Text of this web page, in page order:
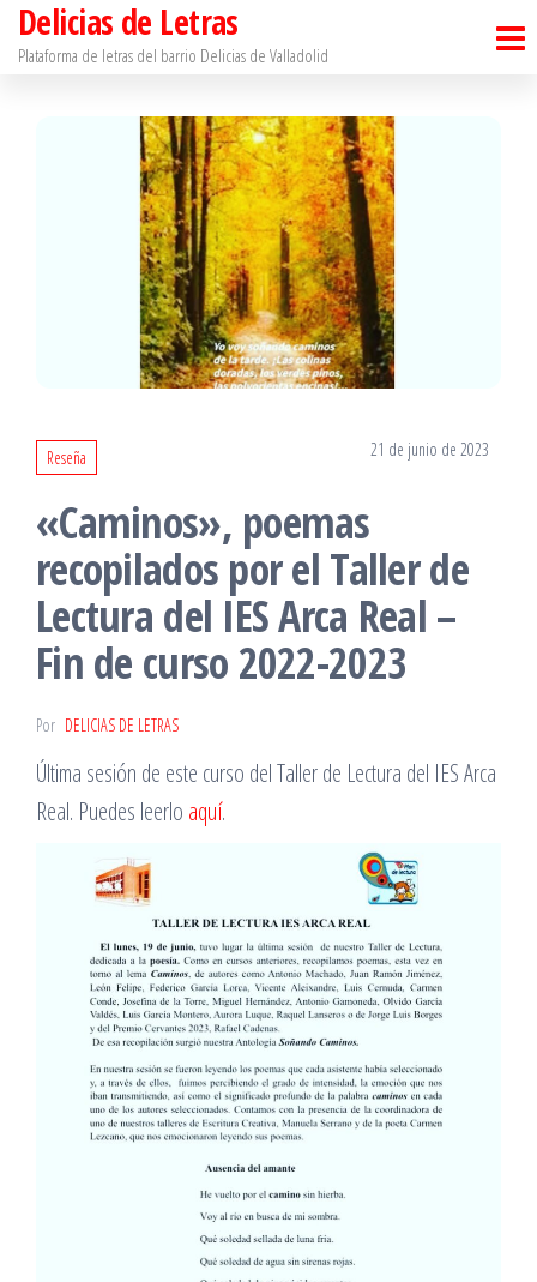
SaltarDelicias de Letras
Plataforma de letras del barrio Delicias de Valladolid
Reseña 21 de junio de 2023
«Caminos», poemas
recopilados por el Taller de
Lectura del IES Arca Real –
Fin de curso 2022-2023
Por DELICIAS DE LETRAS
Última sesión de este curso del Taller de Lectura del IES Arca
Real. Puedes leerlo aquí.